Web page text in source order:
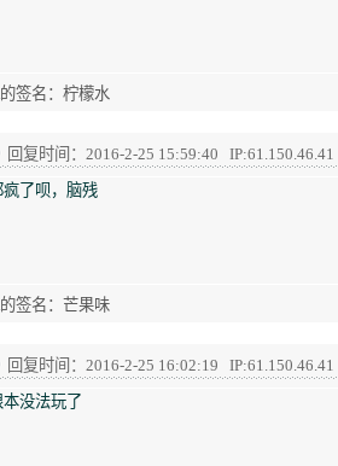
签名：柠檬水
回复时间：2016-2-25 15:59:40 IP:61.150.46.41
了呗，脑残
签名：芒果味
回复时间：2016-2-25 16:02:19 IP:61.150.46.41
没法玩了